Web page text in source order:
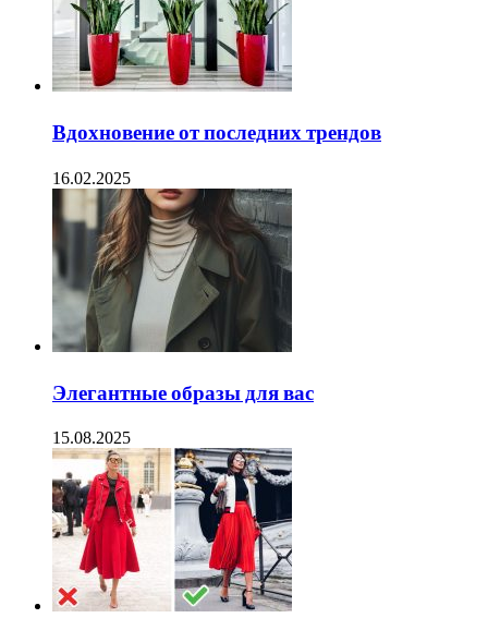
Вдохновение от последних трендов
16.02.2025
Элегантные образы для вас
15.08.2025